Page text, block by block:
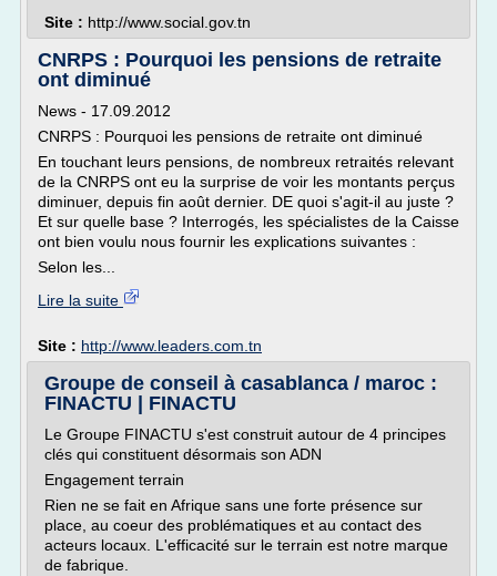
Site : http://www.social.gov.tn
CNRPS : Pourquoi les pensions de retraite
ont diminué
News - 17.09.2012
CNRPS : Pourquoi les pensions de retraite ont diminué
En touchant leurs pensions, de nombreux retraités relevant
de la CNRPS ont eu la surprise de voir les montants perçus
diminuer, depuis fin août dernier. DE quoi s'agit-il au juste ?
Et sur quelle base ? Interrogés, les spécialistes de la Caisse
ont bien voulu nous fournir les explications suivantes :
Selon les...
Lire la suite
Site : http://www.leaders.com.tn
Groupe de conseil à casablanca / maroc :
FINACTU | FINACTU
Le Groupe FINACTU s'est construit autour de 4 principes
clés qui constituent désormais son ADN
Engagement terrain
Rien ne se fait en Afrique sans une forte présence sur
place, au coeur des problématiques et au contact des
acteurs locaux. L'efficacité sur le terrain est notre marque
de fabrique.